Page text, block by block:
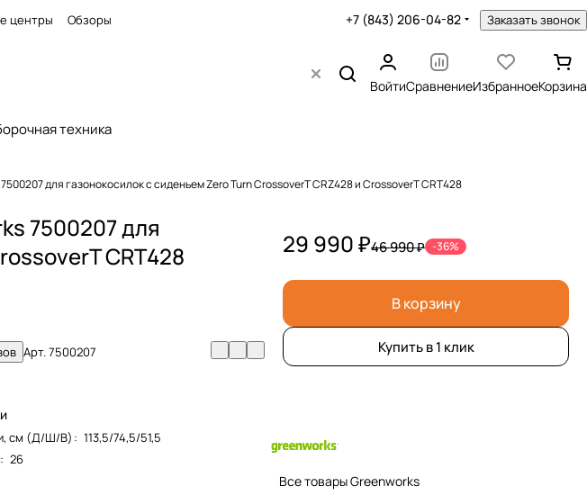
центры Обзоры +7 (843) 206-04-82 Заказать звонок
ВойтиСравнениеИзбранноеКорзина
техника
для газонокосилок с сиденьем Zero Turn CrossoverT CRZ428 и CrossoverT CRT428
7500207 для
CRT428
Арт.7500207
см (Д/Ш/В) : 113,5/74,5/51,5
: 26
29 990 ₽46 990 ₽ -36%
В корзину
Купить в 1 клик
Все товары Greenworks